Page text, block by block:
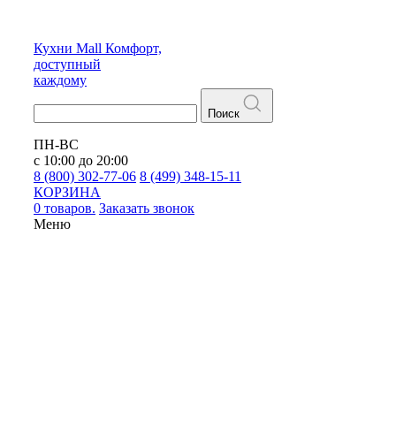
Кухни Mall Комфорт,
доступный
каждому
Поиск
ПН-ВС
с 10:00 до 20:00
8 (800) 302-77-06 8 (499) 348-15-11
КОРЗИНА
0 товаров. Заказать звонок
Меню